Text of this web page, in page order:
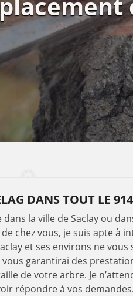
DANS TOUT LE
la ville de Saclay ou
chez vous, je suis apte à
et ses environs ne
vous garantirai des
de votre arbre. Je
répondre à vos demandes.